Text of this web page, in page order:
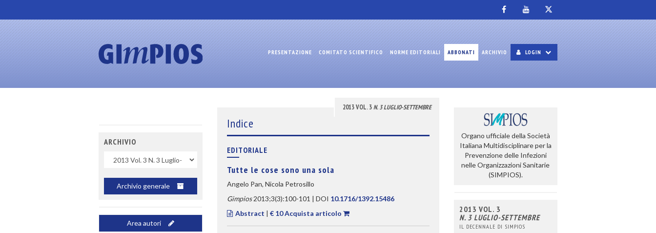
PRESENTAZIONE COMITATO SCIENTIFICO NORME EDITORIALI ABBONATI ARCHIVIO LOGIN
2013 VOL. 3N. 3 LUGLIO-SETTEMBRE
Indice
EDITORIALE
Tutte le cose sono una sola
Angelo Pan, Nicola Petrosillo
Gimpios2013;3(3):100-101 | DOI 10.1716/1392.15486
Abstract | € 10 Acquista articolo
ARCHIVIO
Archivio generale
Area autori
Organo ufficiale della Società
Italiana Multidisciplinare per la
Prevenzione delle Infezioni
nelle Organizzazioni Sanitarie
(SIMPIOS).
2013 VOL. 3
N. 3 LUGLIO-SETTEMBRE
IL DECENNALE DI SIMPIOS